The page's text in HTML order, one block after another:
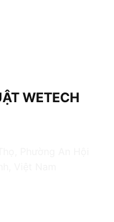
WETECH